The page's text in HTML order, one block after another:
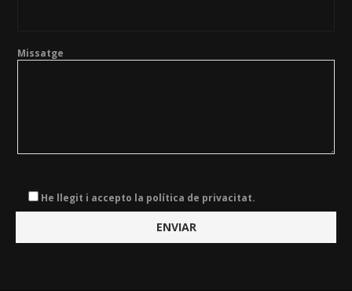
Missatge
He llegit i accepto la política de privacitat.